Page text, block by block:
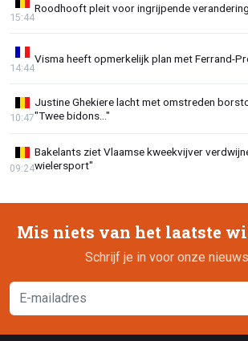
Roodhooft pleit voor ingrijpende verandering
15:44
Visma heeft opmerkelijk plan met Ferrand-
14:44
Justine Ghekiere lacht met omstreden
"Twee bidons..."
10:47
Bakelants ziet Vlaamse kweekvijver
wielersport"
09:24
Mis niets van het laatste
Schrijf je in voor onze